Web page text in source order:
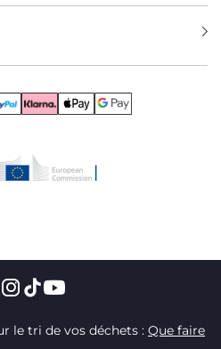
le tri de vos déchets : Que faire